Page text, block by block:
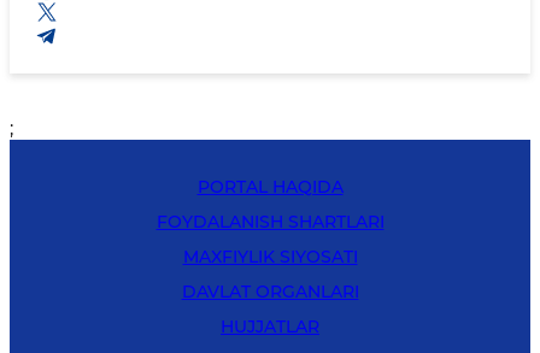
;
PORTAL HAQIDA
FOYDALANISH SHARTLARI
MAXFIYLIK SIYOSATI
DAVLAT ORGANLARI
HUJJATLAR